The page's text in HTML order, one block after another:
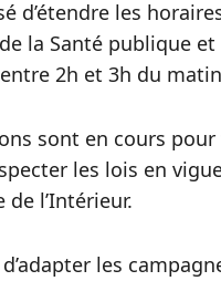
les
la Santé publique
2h et 3h du
sont en cours
les lois en
l’Intérieur.
les